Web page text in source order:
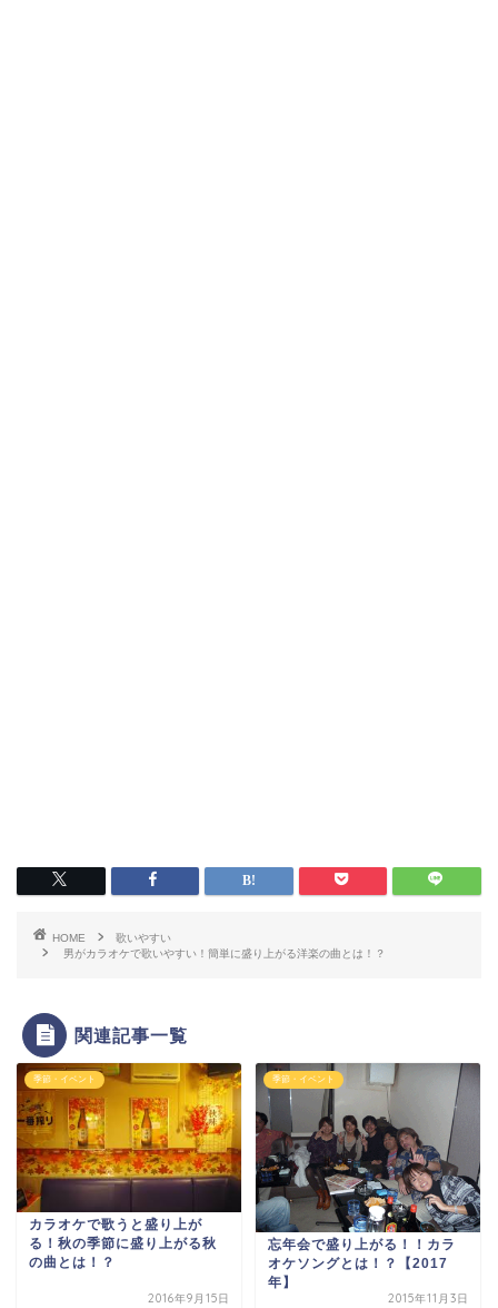
HOME
歌いやすい
男がカラオケで歌いやすい！簡単に盛り上がる洋楽の曲とは！？
関連記事一覧
季節・イベント
カラオケで歌うと盛り上が
る！秋の季節に盛り上がる秋
の曲とは！？
2016年9月15日
季節・イベント
忘年会で盛り上がる！！カラ
オケソングとは！？【2017
年】
2015年11月3日